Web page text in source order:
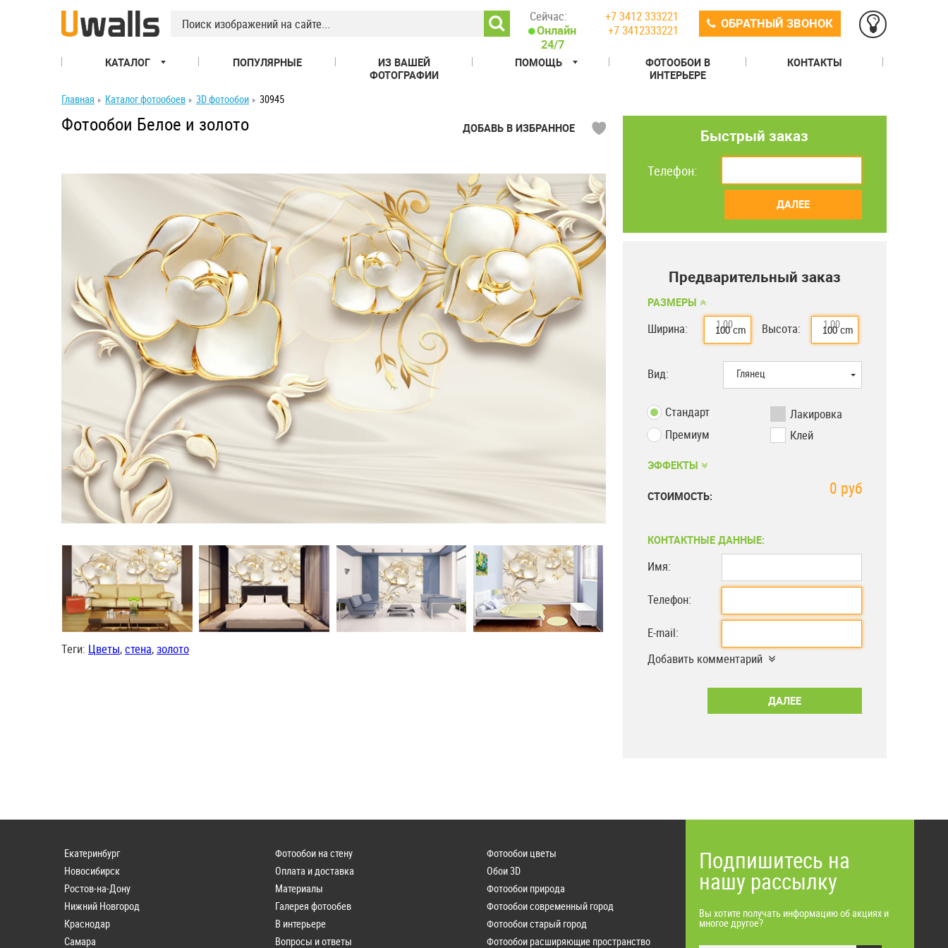
Сейчас:
Онлайн
24/7
+7 3412 333221
+7 3412333221
ОБРАТНЫЙ ЗВОНОК
КАТАЛОГ ПОПУЛЯРНЫЕ
ИЗ ВАШЕЙ
ФОТОГРАФИИ
ПОМОЩЬ
ФОТООБОИ В
ИНТЕРЬЕРЕ
КОНТАКТЫ
Главная Каталог фотообоев 3D фотообои 30945
Фотообои Белое и золото ДОБАВЬ В ИЗБРАННОЕ
Теги: Цветы,стена,золото
Быстрый заказ
Телефон:
ДАЛЕЕ
Предварительный заказ
РАЗМЕРЫ
Ширина: cm
1,00 м Высота: cm
1,00 м
Глянец
Вид:
Стандарт
Премиум
Лакировка
Клей
ЭФФЕКТЫ
СТОИМОСТЬ: 0 руб
КОНТАКТНЫЕ ДАННЫЕ:
Имя:
Телефон:
E-mail:
Добавить комментарий
Екатеринбург
Новосибирск
Ростов-на-Дону
Нижний Новгород
Краснодар
Самара
Фотообои на стену
Оплата и доставка
Материалы
Галерея фотообев
В интерьере
Вопросы и ответы
Фотообои цветы
Обои 3D
Фотообои природа
Фотообои современный город
Фотообои старый город
Фотообои расширяющие пространство
Подпишитесь на
нашу рассылку
Вы хотите получать информацию об акциях и
многое другое?